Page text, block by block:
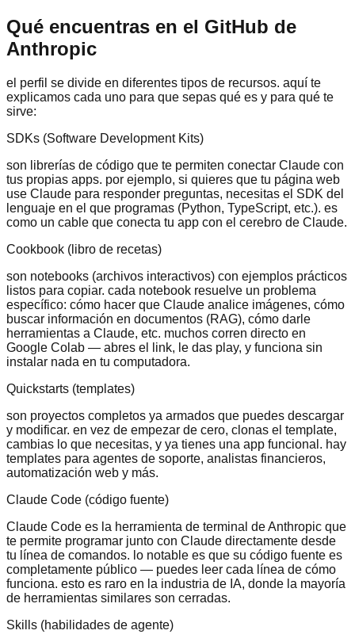
Qué encuentras en el GitHub de
Anthropic
el perfil se divide en diferentes tipos de recursos. aquí te
explicamos cada uno para que sepas qué es y para qué te
sirve:
SDKs (Software Development Kits)
son librerías de código que te permiten conectar Claude con
tus propias apps. por ejemplo, si quieres que tu página web
use Claude para responder preguntas, necesitas el SDK del
lenguaje en el que programas (Python, TypeScript, etc.). es
como un cable que conecta tu app con el cerebro de Claude.
Cookbook (libro de recetas)
son notebooks (archivos interactivos) con ejemplos prácticos
listos para copiar. cada notebook resuelve un problema
específico: cómo hacer que Claude analice imágenes, cómo
buscar información en documentos (RAG), cómo darle
herramientas a Claude, etc. muchos corren directo en
Google Colab — abres el link, le das play, y funciona sin
instalar nada en tu computadora.
Quickstarts (templates)
son proyectos completos ya armados que puedes descargar
y modificar. en vez de empezar de cero, clonas el template,
cambias lo que necesitas, y ya tienes una app funcional. hay
templates para agentes de soporte, analistas financieros,
automatización web y más.
Claude Code (código fuente)
Claude Code es la herramienta de terminal de Anthropic que
te permite programar junto con Claude directamente desde
tu línea de comandos. lo notable es que su código fuente es
completamente público — puedes leer cada línea de cómo
funciona. esto es raro en la industria de IA, donde la mayoría
de herramientas similares son cerradas.
Skills (habilidades de agente)